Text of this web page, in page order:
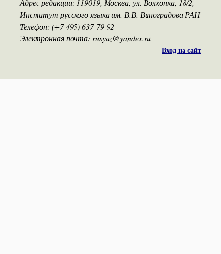
Адрес редакции: 119019, Москва, ул. Волхонка, 18/2,
Институт русского языка им. В.В. Виноградова РАН
Телефон: (+7 495) 637-79-92
Электронная почта: rusyaz@yandex.ru
Вход на сайт